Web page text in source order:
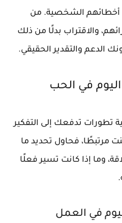
أخطائهم الشخصية. من
والاقتراب بدلًا من ذلك
الدعم والتقدير الحقيقي.
في الحب
تطورات تدفعك إلى التفكير
مرتبطًا، فحاول تحديد ما
وما إذا كانت تسير فعلًا
في العمل